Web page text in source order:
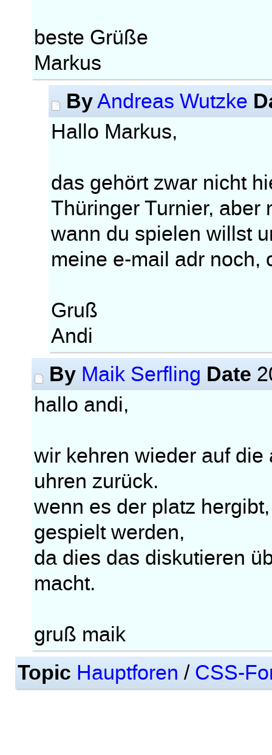
beste Grüße
Markus
ByAndreas Wutzke
Hallo Markus,
das gehört zwar nicht
Thüringer Turnier, aber
wann du spielen willst
meine e-mail adr noch,
Gruß
Andi
By Maik Serfling Date
hallo andi,
wir kehren wieder auf
uhren zurück.
wenn es der platz
gespielt werden,
da dies das diskutieren
macht.
gruß maik
Topic Hauptforen / CSS-